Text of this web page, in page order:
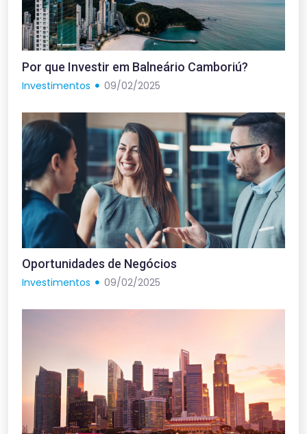
Por que Investir em Balneário Camboriú?
Investimentos 09/02/2025
Oportunidades de Negócios
Investimentos 09/02/2025